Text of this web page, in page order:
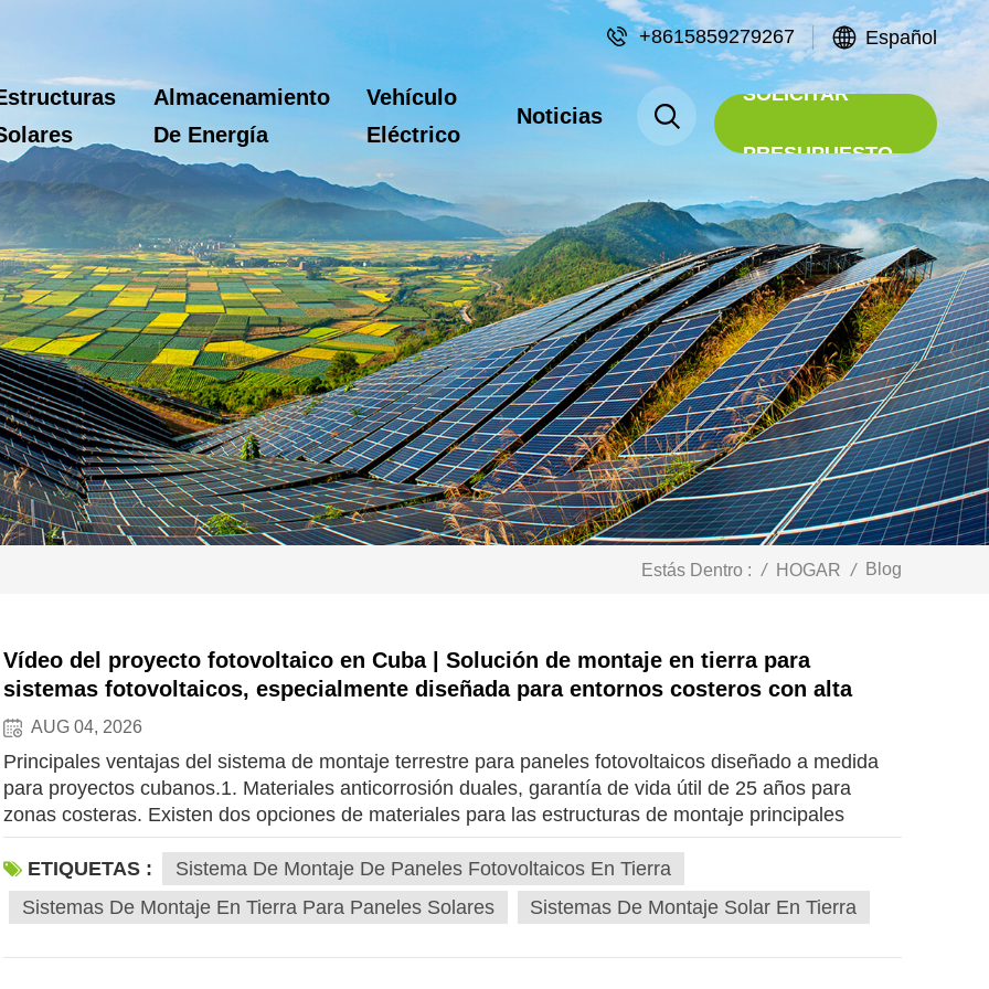
+8615859279267 Español
Almacenamiento
De Energía
Vehículo
Eléctrico
Noticias
SOLICITAR
PRESUPUESTO
Estás Dentro : / HOGAR / Blog
Vídeo del proyecto fotovoltaico en Cuba | Solución de montaje en tierra para
sistemas fotovoltaicos, especialmente diseñada para entornos costeros con alta
humedad y altas temperaturas.
AUG 04, 2026
Principales ventajas del sistema de montaje terrestre para paneles fotovoltaicos diseñado a medida
para proyectos cubanos.1. Materiales anticorrosión duales, garantía de vida útil de 25 años para
zonas costeras. Existen dos opciones de materiales para las estructuras de montaje principales
disponibles para proyectos en el extranjero:Soportes de aleación de aluminio 6005-T5: ligeros, con
clasificación C5-M (el grado anticorrosión más alto), resistentes a la corrosión por niebla salina del
Caribe, sin necesidad de eliminar el óxido ni realizar mantenimiento durante su funcionamiento
posterior;Soportes de acero galvanizado en caliente Q355B: Alta capacidad de carga con ventajas en
ETIQUETAS :
Sistema De Montaje De Paneles Fotovoltaicos En Tierra
Sistemas De Montaje En Tierra Para Paneles Solares
Sistemas De Montaje Solar En Tierra